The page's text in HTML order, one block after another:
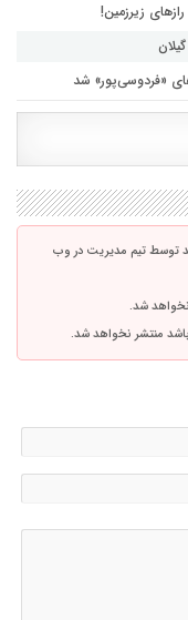
زیرزمین!
«فردوسی‌پور» شد
توسط تیم مدیریت در وب
شد.
باشد منتشر نخواهد شد.